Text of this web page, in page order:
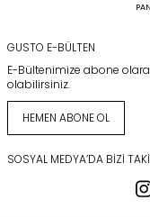
GUSTO E-BÜLTEN
E-Bültenimize abone
olabilirsiniz.
HEMEN ABONE OL
SOSYAL MEDYA’DA BIZI